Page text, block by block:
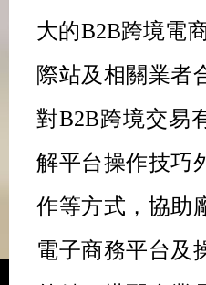
大的B2B跨境電
際站及相關業者
對B2B跨境交易
解平台操作技巧
作等方式，協助
電子商務平台及